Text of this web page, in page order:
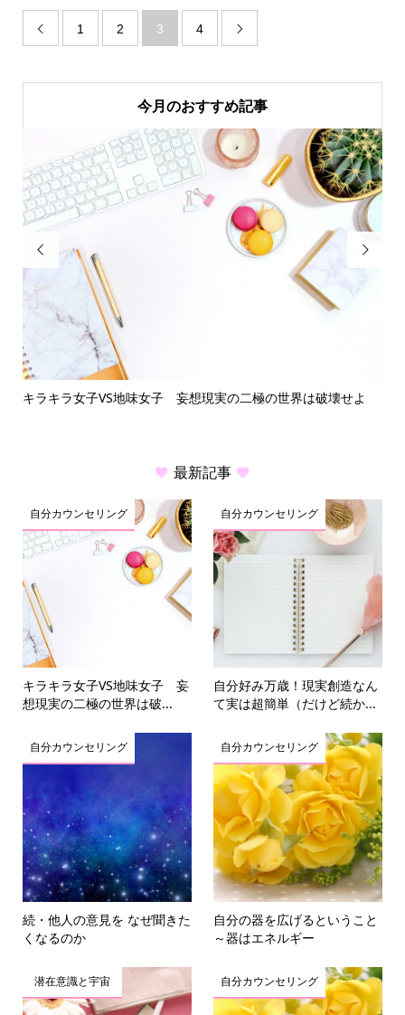
 1 2 3 4 
今月のおすすめ記事

キラキラ女子VS地味女子 妄想現実の二極の世界は破壊せよ

最新記事
自分カウンセリング
キラキラ女子VS地味女子 妄
想現実の二極の世界は破...
自分カウンセリング
自分好み万歳！現実創造なん
て実は超簡単（だけど続か...
自分カウンセリング
続・他人の意見を なぜ聞きた
くなるのか
自分カウンセリング
自分の器を広げるということ
～器はエネルギー
潜在意識と宇宙 自分カウンセリング